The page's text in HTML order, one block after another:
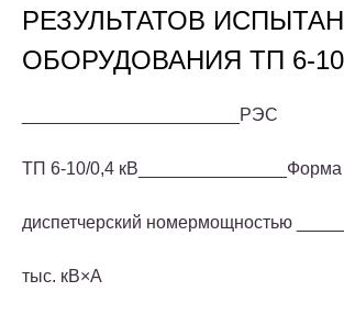
РЕЗУЛЬТАТОВ
ОБОРУДОВАНИЯ ТП 6-
______________________РЭС
ТП 6-10/0,4 кВ_______________Форма
диспетчерский номермощностью
тыс. кВ×А